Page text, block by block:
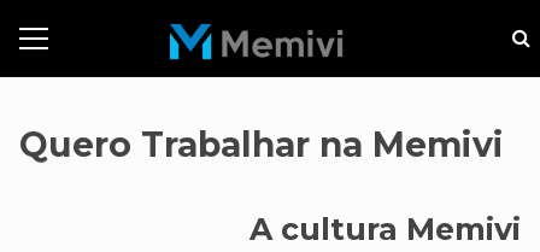
Quero Trabalhar na Memivi
A cultura Memivi